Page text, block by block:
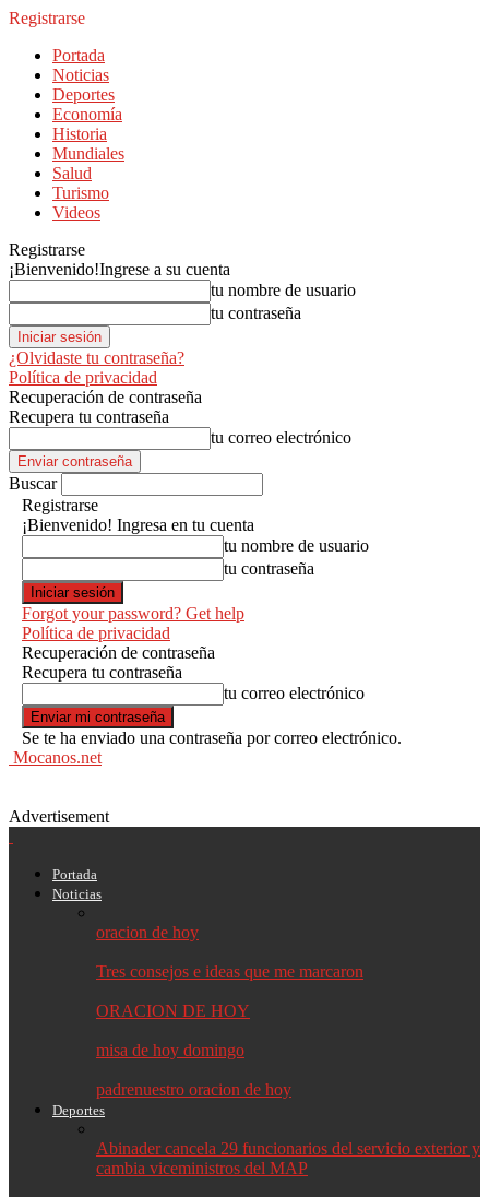
Registrarse
Portada
Noticias
Deportes
Economía
Historia
Mundiales
Salud
Turismo
Videos
Registrarse
¡Bienvenido!Ingrese a su cuenta
tu nombre de usuario
tu contraseña
¿Olvidaste tu contraseña?
Política de privacidad
Recuperación de contraseña
Recupera tu contraseña
tu correo electrónico
Buscar
Registrarse
¡Bienvenido! Ingresa en tu cuenta
tu nombre de usuario
tu contraseña
Forgot your password? Get help
Política de privacidad
Recuperación de contraseña
Recupera tu contraseña
tu correo electrónico
Se te ha enviado una contraseña por correo electrónico.
Mocanos.net
Advertisement
Portada
Noticias
oracion de hoy
Tres consejos e ideas que me marcaron
ORACION DE HOY
misa de hoy domingo
padrenuestro oracion de hoy
Deportes
Abinader cancela 29 funcionarios del servicio exterior y
cambia viceministros del MAP